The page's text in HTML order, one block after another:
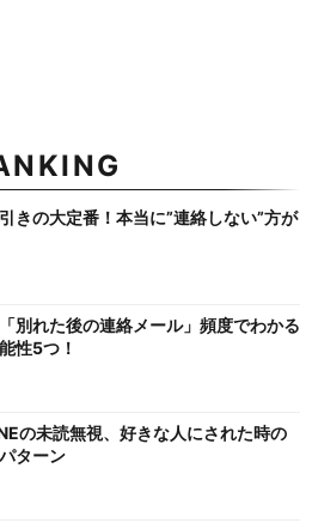
きの大定番！本当に”連絡しない”方が
別れた後の連絡メール」頻度でわかる
性5つ！
の未読無視、好きな人にされた時の
ターン